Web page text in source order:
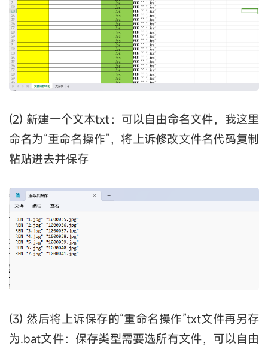
(2) 新建一个文本txt：可以自由命名文件，我这里
命名为“重命名操作”，将上诉修改文件名代码复制
粘贴进去并保存
(3) 然后将上诉保存的“重命名操作”txt文件再另存
为.bat文件：保存类型需要选所有文件，可以自由